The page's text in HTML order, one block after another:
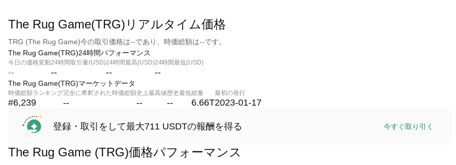
The Rug Game(TRG)リアルタイム価格
TRG (The Rug Game)今の取引価格は--であり、時価総額は--です。
The Rug Game(TRG)24時間パフォーマンス
今日の価格変動
--
24時間取引量(USD)
--
24時間最高(USD)
--
24時間最低(USD)
--
The Rug Game(TRG)マーケットデータ
時価総額ランキング
#6,239
完全に希釈された時価総額
--
史上最高値
--
歴史最低
--
総量
6.66T
最初の発行
2023-01-17
登録・取引をして最大711 USDTの報酬を得る 今すぐ取り引く
The Rug Game (TRG)価格パフォーマンス